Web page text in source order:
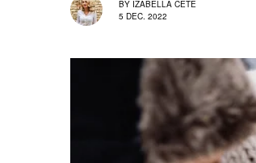
BY IZABELLA CETE
5 DEC. 2022